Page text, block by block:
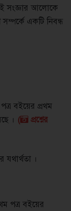
সংজ্ঞার আলােকে
একটি নিবন্ধ
বইয়ের প্রথম
। (
প্রশ্নের
যথার্থতা ।
পত্র বইয়ের